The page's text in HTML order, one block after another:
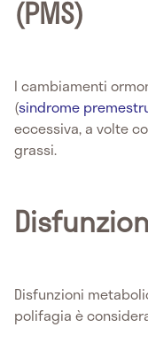
(PMS)
I cambiamenti
(sindrome
eccessiva, a volte
grassi.
Disfunzioni
polifagia è